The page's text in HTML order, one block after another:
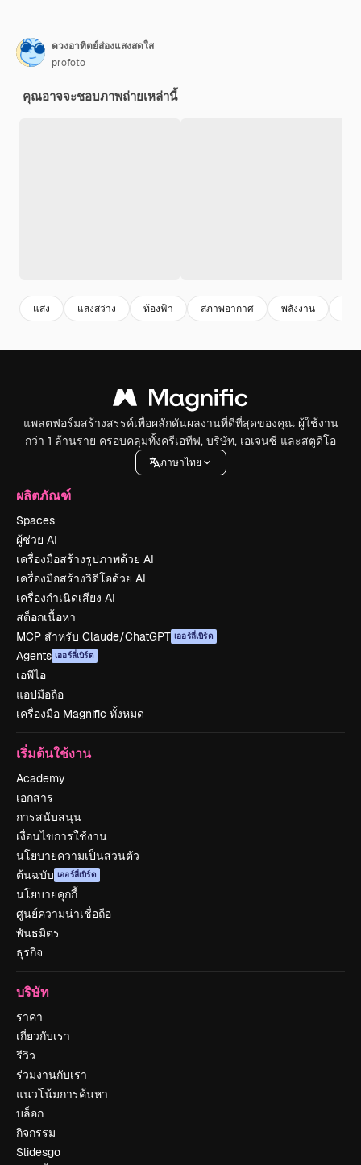
ดวงอาทิตย์ส่องแสงสดใส
profoto
คุณอาจจะชอบภาพถ่ายเหล่านี้
แสง แสงสว่าง ท้องฟ้า สภาพอากาศ พลังงาน
แพลตฟอร์มสร้างสรรค์เพื่อผลักดันผลงานที่ดีที่สุดของคุณ ผู้ใช้งาน
กว่า 1 ล้านราย ครอบคลุมทั้งครีเอทีฟ, บริษัท, เอเจนซี และสตูดิโอ
ภาษาไทย
ผลิตภัณฑ์
Spaces
ผู้ช่วย AI
เครื่องมือสร้างรูปภาพด้วย AI
เครื่องมือสร้างวิดีโอด้วย AI
เครื่องกำเนิดเสียง AI
สต็อกเนื้อหา
MCP สำหรับ Claude/ChatGPT เออร์ลี่เบิร์ด
Agents เออร์ลี่เบิร์ด
เอพีไอ
แอปมือถือ
เครื่องมือ Magnific ทั้งหมด
เริ่มต้นใช้งาน
Academy
เอกสาร
การสนับสนุน
เงื่อนไขการใช้งาน
นโยบายความเป็นส่วนตัว
ต้นฉบับ เออร์ลี่เบิร์ด
นโยบายคุกกี้
ศูนย์ความน่าเชื่อถือ
พันธมิตร
ธุรกิจ
บริษัท
ราคา
เกี่ยวกับเรา
รีวิว
ร่วมงานกับเรา
แนวโน้มการค้นหา
บล็อก
กิจกรรม
Slidesgo